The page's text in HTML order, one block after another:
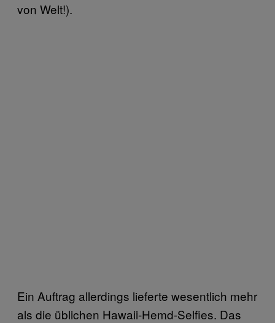
von Welt!).
Ein Auftrag allerdings lieferte wesentlich mehr
als die üblichen Hawaii-Hemd-Selfies. Das